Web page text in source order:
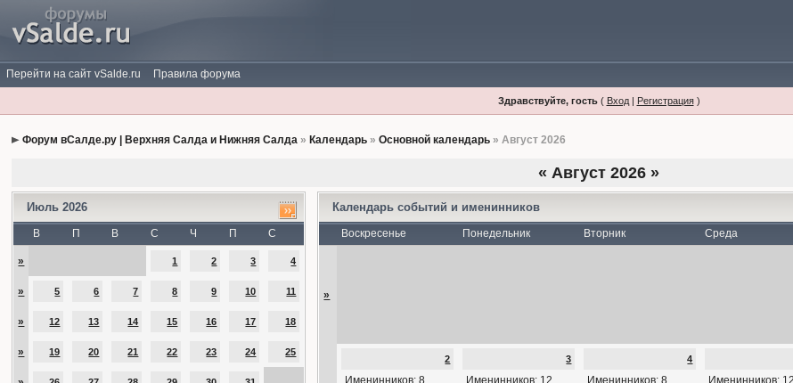
Перейти на сайт vSalde.ru Правила форума
Здравствуйте, гость( Вход| Регистрация)
Форум вСалде.ру | Верхняя Салда и Нижняя Салда » Календарь »Основной календарь » Август 2026
« Август 2026 »
Июль 2026
В П В С Ч П С
» 1 2 3 4
» 5 6 7 8 9 10 11
» 12 13 14 15 16 17 18
» 19 20 21 22 23 24 25
Календарь событий и именинников
Воскресенье Понедельник Вторник Среда
»
2
Именинников: 8
3
Именинников: 12
4
Именинников: 8 Именинников: 12